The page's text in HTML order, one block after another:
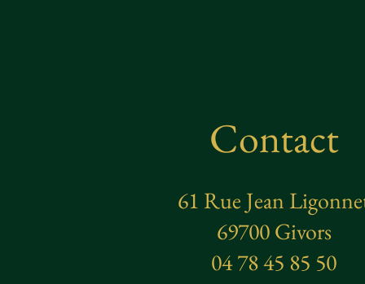
Contact
61 Rue Jean
69700 Givors
04 78 45 85 50